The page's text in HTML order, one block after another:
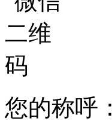
您的称呼：